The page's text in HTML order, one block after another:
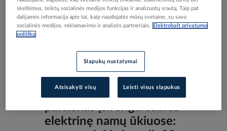
Jau galima teikti
paraiškas įsirengti saulės
elektrinę namų ūkiuose:
skelbimus, teiktų socialinės medijos funkcijas ir analizuotų srautą. Taip pat
dalijamės informacija apie tai, kaip naudojatės mūsų svetaine, su savo
socialinės medijos, reklamavimo ir analizės partneriais.
Elektrobalt privatumo
politika
Slapukų nustatymai
Atsisakyti visų Leisti visus slapukus